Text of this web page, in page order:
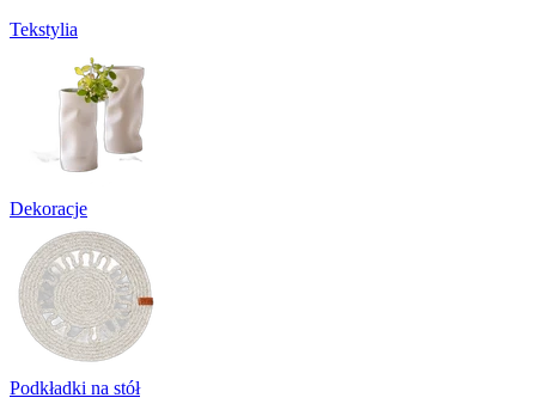
Tekstylia
Dekoracje
Podkładki na stół